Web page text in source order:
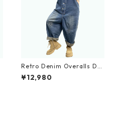
Retro Denim Overalls D0
233
¥12,980